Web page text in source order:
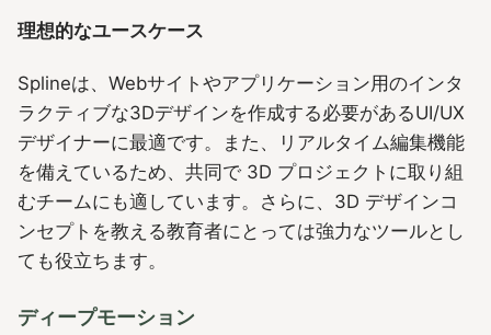
理想的なユースケース
Splineは、Webサイトやアプリケーション用のインタ
ラクティブな3Dデザインを作成する必要があるUI/UX
デザイナーに最適です。また、リアルタイム編集機能
を備えているため、共同で 3D プロジェクトに取り組
むチームにも適しています。さらに、3D デザインコ
ンセプトを教える教育者にとっては強力なツールとし
ても役立ちます。
ディープモーション